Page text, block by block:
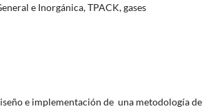
e Inorgánica, TPACK, gases
e implementación de una metodología de